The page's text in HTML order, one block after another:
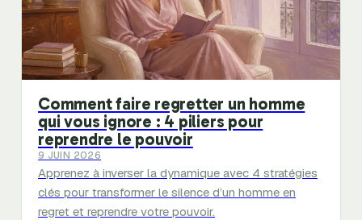
Comment faire regretter un homme
qui vous ignore : 4 piliers pour
reprendre le pouvoir
9 JUIN 2026
Apprenez à inverser la dynamique avec 4 stratégies
clés pour transformer le silence d’un homme en
regret et reprendre votre pouvoir.